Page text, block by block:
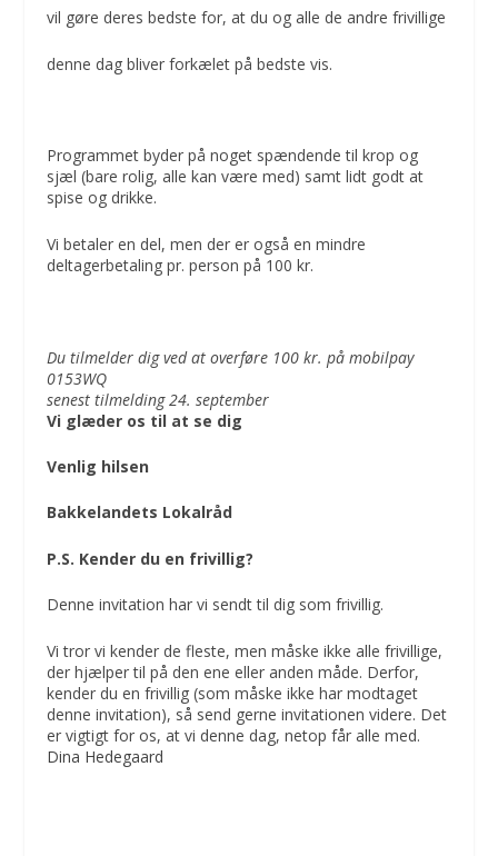
vil gøre deres bedste for, at du og alle de andre frivillige
denne dag bliver forkælet på bedste vis.
Programmet byder på noget spændende til krop og
sjæl (bare rolig, alle kan være med) samt lidt godt at
spise og drikke.
Vi betaler en del, men der er også en mindre
deltagerbetaling pr. person på 100 kr.
Du tilmelder dig ved at overføre 100 kr. på mobilpay
0153WQ
senest tilmelding 24. september
Vi glæder os til at se dig
Venlig hilsen
Bakkelandets Lokalråd
P.S. Kender du en frivillig?
Denne invitation har vi sendt til dig som frivillig.
Vi tror vi kender de fleste, men måske ikke alle frivillige,
der hjælper til på den ene eller anden måde. Derfor,
kender du en frivillig (som måske ikke har modtaget
denne invitation), så send gerne invitationen videre. Det
er vigtigt for os, at vi denne dag, netop får alle med.
Dina Hedegaard